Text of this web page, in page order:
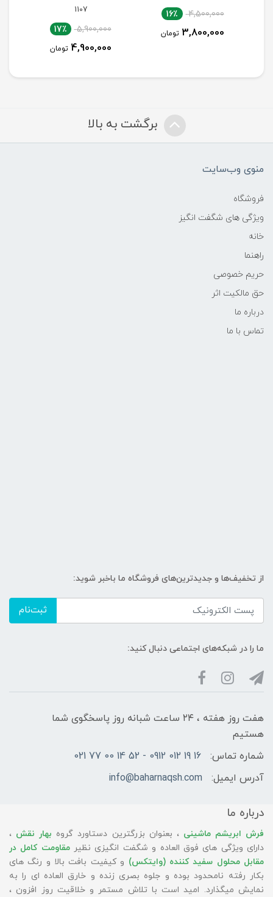
5,900,000
4,500,000
3,750,000
برگشت به بالا
منوی وب‌سایت
فروشگاه
ویژگی های شگفت انگیز
خانه
راهنما
حریم خصوصی
حق مالکیت اثر
درباره ما
تماس با ما
از تخفیف‌ها و جدیدترین‌های فروشگاه ما باخبر شوید:
ثبت‌نام
ما را در شبکه‌های اجتماعی دنبال کنید:
هفت روز هفته ، ۲۴ ساعت شبانه‌ روز پاسخگوی شما
هستیم
شماره تماس:
16 19 012 0912 - 52 14 00 77 021
آدرس ایمیل:
info@baharnaqsh.com
درباره ما
فرش ابریشم ماشینی ، بعنوان بزرگترین دستاورد گروه بهار نقش ،
دارای ویژگی های فوق العاده و شگفت انگیزی نظیرمقاومت کامل در
مقابل محلول سفید کننده (وایتکس) و کیفیت بافت بالا و رنگ های
بکار رفته نامحدود بوده و جلوه بصری زنده و خارق العاده ای را به
نمایش میگذارد. امید است با تلاش مستمر و خلاقیت روز افزون ،